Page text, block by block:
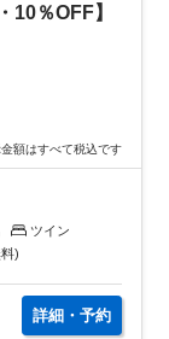
10％OFF】
額はすべて税込です
ツイン
)
詳細・予約